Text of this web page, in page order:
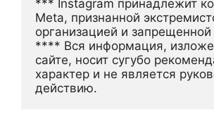
*** Instagram принадлежит
Meta, признанной
организацией и
**** Вся информация,
сайте, носит сугубо
характер и не является
действию.